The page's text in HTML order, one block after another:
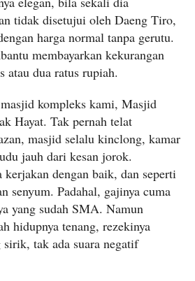
tidak disetujui oleh Daeng Tiro,
harga normal tanpa gerutu.
membayarkan kekurangan
atau dua ratus rupiah.
kompleks kami, Masjid
Hayat. Tak pernah telat
masjid selalu kinclong, kamar
jauh dari kesan jorok.
kerjakan dengan baik, dan seperti
senyum. Padahal, gajinya cuma
yang sudah SMA. Namun
hidupnya tenang, rezekinya
sirik, tak ada suara negatif